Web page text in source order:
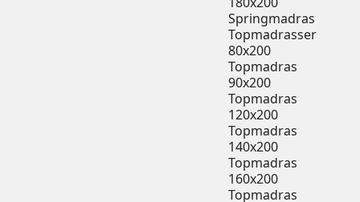
Springmadras
Topmadrasser
80x200
Topmadras
90x200
Topmadras
120x200
Topmadras
140x200
Topmadras
160x200
Topmadras